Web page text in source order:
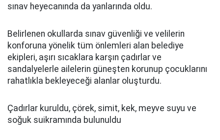
sınav heyecanında da yanlarında oldu.
Belirlenen okullarda sınav güvenliği ve velilerin
konforuna yönelik tüm önlemleri alan belediye
ekipleri, aşırı sıcaklara karşın çadırlar ve
sandalyelerle ailelerin güneşten korunup çocuklarını
rahatlıkla bekleyeceği alanlar oluşturdu.
Çadırlar kuruldu, çörek, simit, kek, meyve suyu ve
soğuk suikramında bulunuldu